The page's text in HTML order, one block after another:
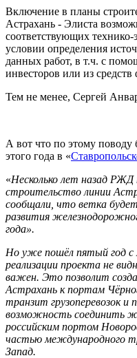
Включение в планы
Астрахань - Элиста
соответствующих
условии определения
данных работ, в т.ч. с
инвесторов или из
Тем не менее, Сергей
А вот что по этому поводу
этого года в «
«Несколько лет назад РЖД
строительство линии
сообщали, что ветка
развития
года».
Но уже пошёл пятый год с
реализации проекта не
важен. Это позволит
Астрахань к портам
транзит грузоперевозок
возможность соединить
российским портом
частью международного
Запад.